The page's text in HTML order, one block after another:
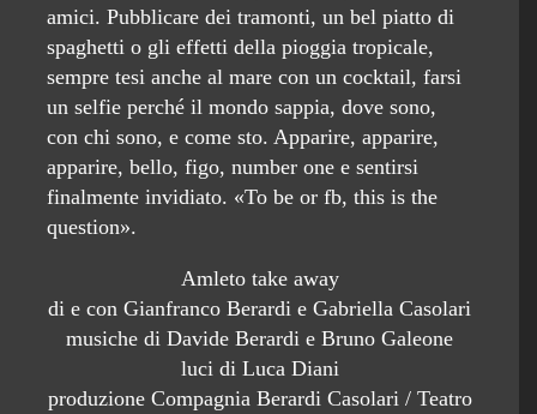
amici. Pubblicare dei tramonti, un bel piatto di
spaghetti o gli effetti della pioggia tropicale,
sempre tesi anche al mare con un cocktail, farsi
un selfie perché il mondo sappia, dove sono,
con chi sono, e come sto. Apparire, apparire,
apparire, bello, figo, number one e sentirsi
finalmente invidiato. «To be or fb, this is the
question».
Amleto take away
di e con Gianfranco Berardi e Gabriella Casolari
musiche di Davide Berardi e Bruno Galeone
luci di Luca Diani
produzione Compagnia Berardi Casolari / Teatro